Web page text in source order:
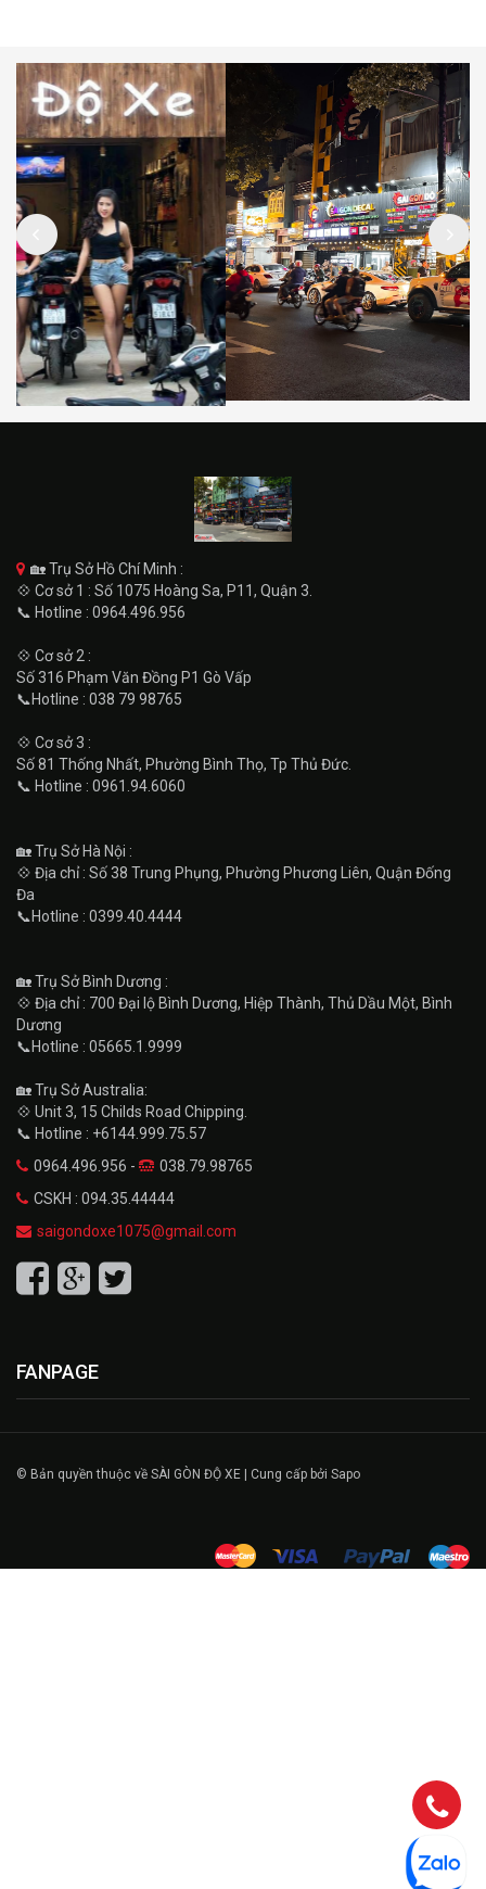
🏡 Trụ Sở Hồ Chí Minh :
💠 Cơ sở 1 : Số 1075 Hoàng Sa, P11, Quận 3.
📞 Hotline : 0964.496.956
💠 Cơ sở 2 :
Số 316 Phạm Văn Đồng P1 Gò Vấp
📞Hotline : 038 79 98765
💠 Cơ sở 3 :
Số 81 Thống Nhất, Phường Bình Thọ, Tp Thủ Đức.
📞 Hotline : 0961.94.6060
🏡 Trụ Sở Hà Nội :
💠 Địa chỉ : Số 38 Trung Phụng, Phường Phương Liên, Quận Đống
Đa
📞Hotline : 0399.40.4444
🏡 Trụ Sở Bình Dương :
💠 Địa chỉ : 700 Đại lộ Bình Dương, Hiệp Thành, Thủ Dầu Một, Bình
Dương
📞Hotline : 05665.1.9999
🏡 Trụ Sở Australia:
💠 Unit 3, 15 Childs Road Chipping.
📞 Hotline : +6144.999.75.57
0964.496.956 -
038.79.98765
CSKH : 094.35.44444
saigondoxe1075@gmail.com
FANPAGE
© Bản quyền thuộc về SÀI GÒN ĐỘ XE | Cung cấp bởi Sapo